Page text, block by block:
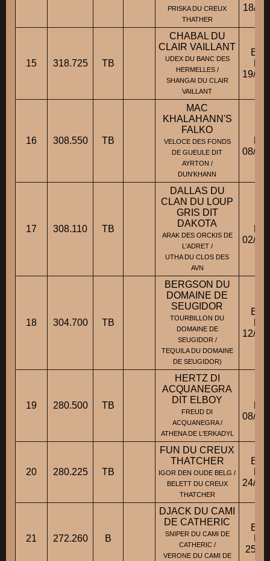
PRISKA DU CREUX
THATHER
18/
15 318.725 TB
CHABAL DU
CLAIR VAILLANT
UDEX DU BANC DES
HERMELLES /
SHANGAI DU CLAIR
VAILLANT
19/
16 308.550 TB
MAC
KHALAHANN'S
FALKO
VELOCE DES FONDS
DE GUEULE DIT
AYRTON /
DUN'KHANN
08/
17 308.110 TB
DALLAS DU
CLAN DU LOUP
GRIS DIT
DAKOTA
ARAK DES ORCKIS DE
L'ADRET /
UTHA DU CLOS DES
AVN
02/
18 304.700 TB
BERGSON DU
DOMAINE DE
SEUGIDOR
TOURBILLON DU
DOMAINE DE
SEUGIDOR /
TEQUILA DU DOMAINE
DE SEUGIDOR)
12/
19 280.500 TB
HERTZ DI
ACQUANEGRA
DIT ELBOY
FREUD DI
ACQUANEGRA /
ATHENA DE L'ERKADYL
08/
20 280.225 TB
FUN DU CREUX
THATCHER
IGOR DEN OUDE BELG /
BELETT DU CREUX
THATCHER
24/
21 272.260 B
DJACK DU CAMI
DE CATHERIC
SNIPER DU CAMI DE
CATHERIC /
VERONE DU CAMI DE
25/